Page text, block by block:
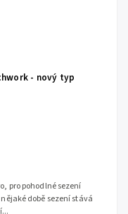
- nový typ
pro pohodlné sezení
době sezení stává